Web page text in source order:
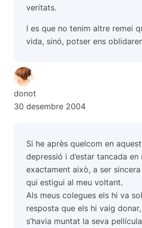
veritats.
I es que no tenim altre remei
vida, sinó, potser ens
donot
30 desembre 2004
Si he après quelcom en
depressió i d’estar tancada
exactament això, a ser
qui estigui al meu voltant.
Als meus colegues els hi va
resposta que els hi vaig donar,
s’havia muntat la seva